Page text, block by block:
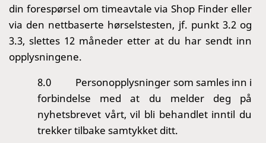
din forespørsel om timeavtale via Shop Finder eller
via den nettbaserte hørselstesten, jf. punkt 3.2 og
3.3, slettes 12 måneder etter at du har sendt inn
opplysningene.
8.0 Personopplysninger som samles inn i
forbindelse med at du melder deg på
nyhetsbrevet vårt, vil bli behandlet inntil du
trekker tilbake samtykket ditt.